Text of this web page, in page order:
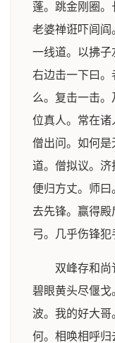
蓬。跳金刚圈
老婆禅诳吓闾
一线道。以拂子
右边击一下曰
么。复击一击
位真人。常在诸
僧出问。如何是
道。僧拟议。济
便归方丈。师
去先锋。赢得殿
弓。几乎伤锋犯
双峰存和尚
碧眼黄头尽偃
波。我的好大
何。相唤相呼归